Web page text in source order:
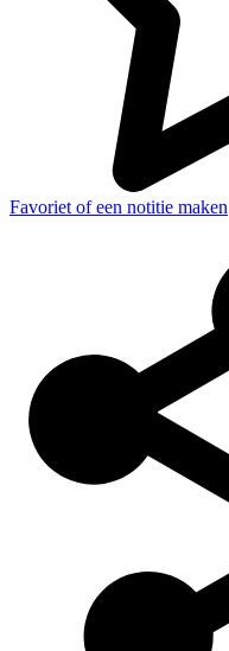
Favoriet of een notitie maken